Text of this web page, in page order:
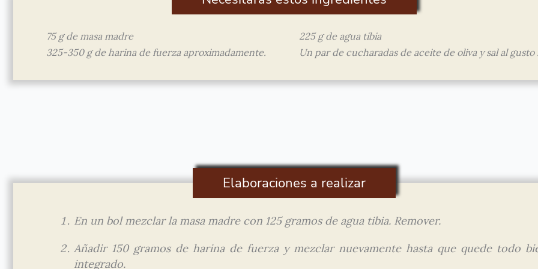
75 g de masa madre
225 g de agua tibia
325-350 g de harina de fuerza aproximadamente.
Un par de cucharadas de aceite de oliva y sal al gusto
Elaboraciones a realizar
En un bol mezclar la masa madre con 125 gramos de agua tibia. Remover.
Añadir 150 gramos de harina de fuerza y mezclar nuevamente hasta que quede todo
integrado.